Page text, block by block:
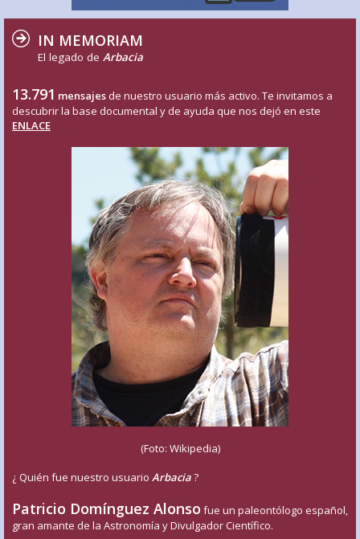
IN MEMORIAM
El legado de Arbacia
13.791 mensajes de nuestro usuario más activo. Te invitamos a
descubrir la base documental y de ayuda que nos dejó en este
ENLACE
(Foto: Wikipedia)
¿ Quién fue nuestro usuario Arbacia?
Patricio Domínguez Alonso fue un paleontólogo español,
gran amante de la Astronomía y Divulgador Científico.